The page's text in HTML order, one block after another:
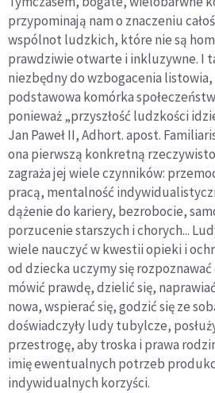
przypominają nam o znaczeniu
wspólnot ludzkich, które nie są
prawdziwie otwarte i inkluzywne. I
niezbędny do wzbogacenia
podstawowa komórka
ponieważ „przyszłość ludzkości
Jan Paweł II, Adhort. apost.
ona pierwszą konkretną
zagraża jej wiele czynników:
pracą, mentalność
dążenie do kariery, bezrobocie,
porzucenie starszych i chorych...
wiele nauczyć w kwestii opieki i
od dziecka uczymy się rozpoznawać
mówić prawdę, dzielić się,
nowa, wspierać się, godzić się ze
doświadczyły ludy tubylcze,
przestrogę, aby troska i prawa
imię ewentualnych potrzeb
indywidualnych korzyści.